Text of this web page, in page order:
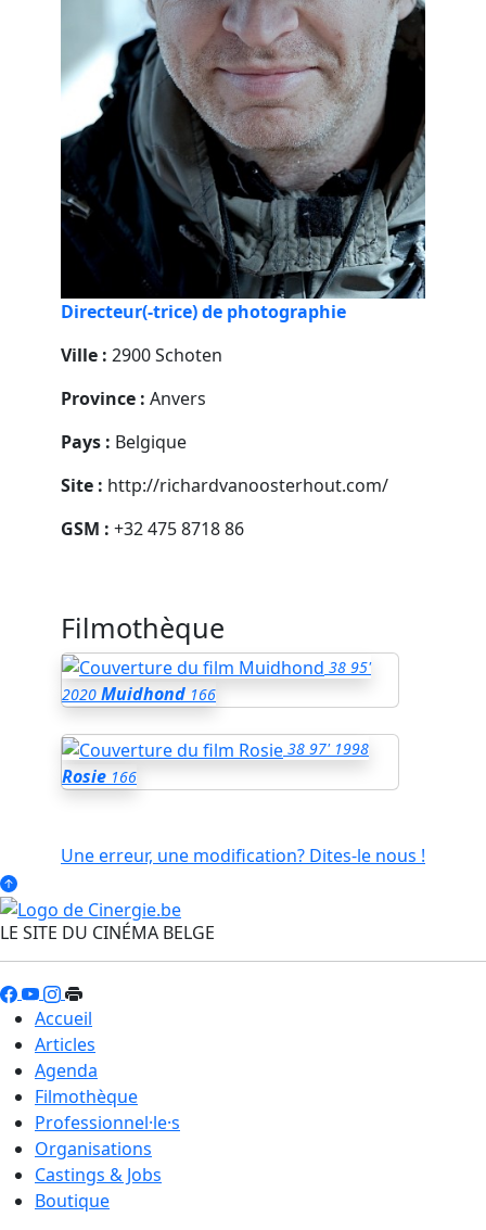
Directeur(-trice) de photographie
Ville : 2900 Schoten
Province : Anvers
Pays : Belgique
Site : http://richardvanoosterhout.com/
GSM : +32 475 8718 86
Filmothèque
38 95'
2020 Muidhond 166
38 97' 1998
Rosie 166
Une erreur, une modification? Dites-le nous !
LE SITE DU CINÉMA BELGE
Accueil
Articles
Agenda
Filmothèque
Professionnel·le·s
Organisations
Castings & Jobs
Boutique